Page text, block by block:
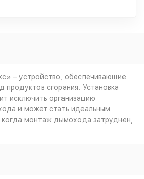
– устройство, обеспечивающие
продуктов сгорания. Установка
исключить организацию
и может стать идеальным
монтаж дымохода затруднен,